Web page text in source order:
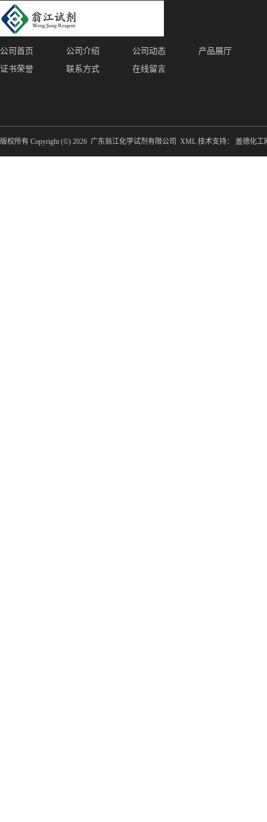
公司首页 公司介绍 公司动态
产品展厅
证书荣誉
联系方式 在线留言
版权所有 Copyright (©) 2026 广东翁江化学试剂有限公司 XML 技术支持： 盖德化工